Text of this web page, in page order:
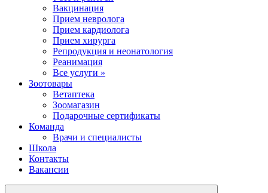
Вакцинация
Прием невролога
Прием кардиолога
Прием хирурга
Репродукция и неонатология
Реанимация
Все услуги »
Зоотовары
Ветаптека
Зоомагазин
Подарочные сертификаты
Команда
Врачи и специалисты
Школа
Контакты
Вакансии